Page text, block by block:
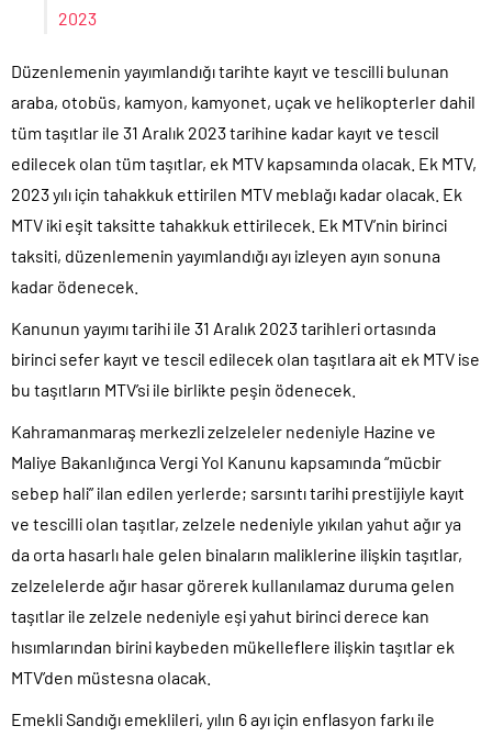
2023
Düzenlemenin yayımlandığı tarihte kayıt ve tescilli bulunan
araba, otobüs, kamyon, kamyonet, uçak ve helikopterler dahil
tüm taşıtlar ile 31 Aralık 2023 tarihine kadar kayıt ve tescil
edilecek olan tüm taşıtlar, ek MTV kapsamında olacak. Ek MTV,
2023 yılı için tahakkuk ettirilen MTV meblağı kadar olacak. Ek
MTV iki eşit taksitte tahakkuk ettirilecek. Ek MTV’nin birinci
taksiti, düzenlemenin yayımlandığı ayı izleyen ayın sonuna
kadar ödenecek.
Kanunun yayımı tarihi ile 31 Aralık 2023 tarihleri ortasında
birinci sefer kayıt ve tescil edilecek olan taşıtlara ait ek MTV ise
bu taşıtların MTV’si ile birlikte peşin ödenecek.
Kahramanmaraş merkezli zelzeleler nedeniyle Hazine ve
Maliye Bakanlığınca Vergi Yol Kanunu kapsamında “mücbir
sebep hali” ilan edilen yerlerde; sarsıntı tarihi prestijiyle kayıt
ve tescilli olan taşıtlar, zelzele nedeniyle yıkılan yahut ağır ya
da orta hasarlı hale gelen binaların maliklerine ilişkin taşıtlar,
zelzelelerde ağır hasar görerek kullanılamaz duruma gelen
taşıtlar ile zelzele nedeniyle eşi yahut birinci derece kan
hısımlarından birini kaybeden mükelleflere ilişkin taşıtlar ek
MTV’den müstesna olacak.
Emekli Sandığı emeklileri, yılın 6 ayı için enflasyon farkı ile